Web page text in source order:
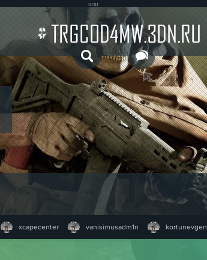
или
ЧАТ
TRGCOD4MW.3DN.RU
xcapecenter vanisimusadm1n kortunevgen